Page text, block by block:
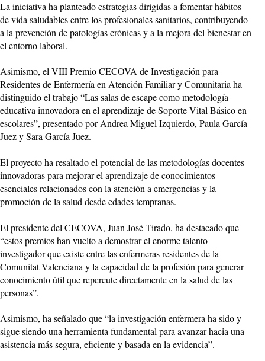
La iniciativa ha planteado estrategias dirigidas a fomentar hábitos
de vida saludables entre los profesionales sanitarios, contribuyendo
a la prevención de patologías crónicas y a la mejora del bienestar en
el entorno laboral.
Asimismo, el VIII Premio CECOVA de Investigación para
Residentes de Enfermería en Atención Familiar y Comunitaria ha
distinguido el trabajo “Las salas de escape como metodología
educativa innovadora en el aprendizaje de Soporte Vital Básico en
escolares”, presentado por Andrea Miguel Izquierdo, Paula García
Juez y Sara García Juez.
El proyecto ha resaltado el potencial de las metodologías docentes
innovadoras para mejorar el aprendizaje de conocimientos
esenciales relacionados con la atención a emergencias y la
promoción de la salud desde edades tempranas.
El presidente del CECOVA, Juan José Tirado, ha destacado que
“estos premios han vuelto a demostrar el enorme talento
investigador que existe entre las enfermeras residentes de la
Comunitat Valenciana y la capacidad de la profesión para generar
conocimiento útil que repercute directamente en la salud de las
personas”.
Asimismo, ha señalado que “la investigación enfermera ha sido y
sigue siendo una herramienta fundamental para avanzar hacia una
asistencia más segura, eficiente y basada en la evidencia”.